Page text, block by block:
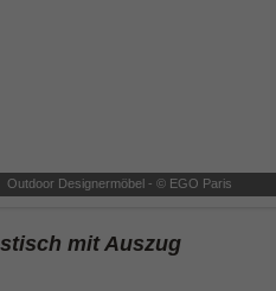
Outdoor Designermöbel - © EGO Paris
mit Auszug